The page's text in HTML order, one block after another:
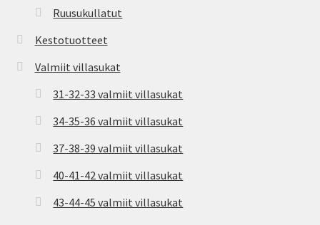
Ruusukullatut
Kestotuotteet
Valmiit villasukat
31-32-33 valmiit villasukat
34-35-36 valmiit villasukat
37-38-39 valmiit villasukat
40-41-42 valmiit villasukat
43-44-45 valmiit villasukat